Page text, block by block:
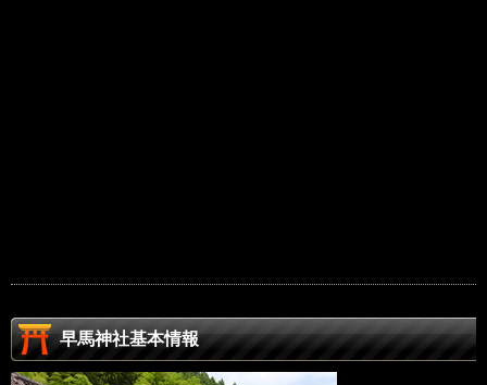
早馬神社基本情報